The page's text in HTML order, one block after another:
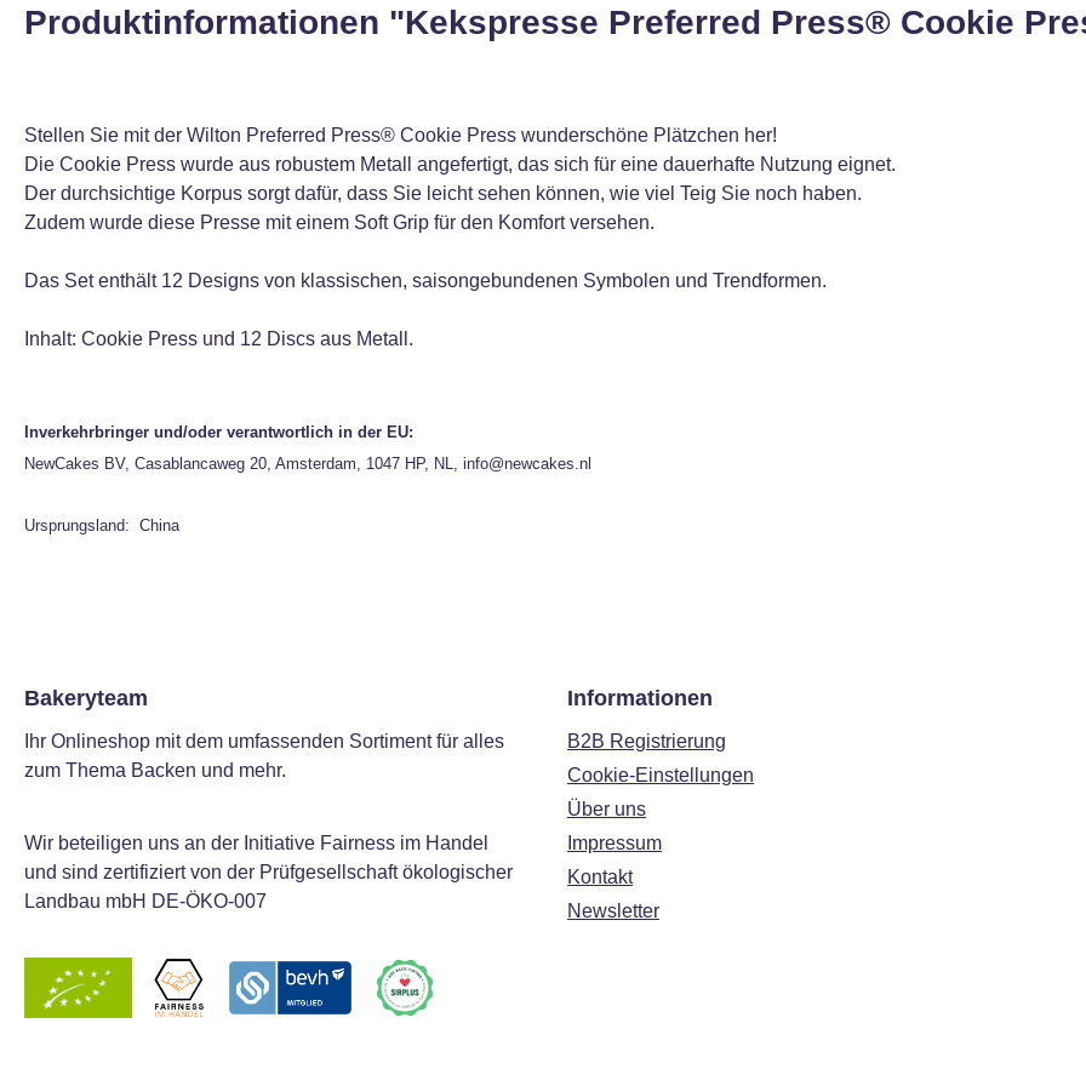
Produktinformationen "Kekspresse Preferred Press® Cookie
Stellen Sie mit der Wilton Preferred Press® Cookie Press wunderschöne Plätzchen her!
Die Cookie Press wurde aus robustem Metall angefertigt, das sich für eine dauerhafte Nutzung eignet.
Der durchsichtige Korpus sorgt dafür, dass Sie leicht sehen können, wie viel Teig Sie noch haben.
Zudem wurde diese Presse mit einem Soft Grip für den Komfort versehen.
Das Set enthält 12 Designs von klassischen, saisongebundenen Symbolen und Trendformen.
Inhalt: Cookie Press und 12 Discs aus Metall.
Inverkehrbringer und/oder verantwortlich in der EU:
NewCakes BV, Casablancaweg 20, Amsterdam, 1047 HP, NL, info@newcakes.nl
Ursprungsland: China
Bakeryteam
Ihr Onlineshop mit dem umfassenden Sortiment für alles
zum Thema Backen und mehr.
Wir beteiligen uns an der Initiative Fairness im Handel
und sind zertifiziert von der Prüfgesellschaft ökologischer
Landbau mbH DE-ÖKO-007
Informationen
B2B Registrierung
Cookie-Einstellungen
Über uns
Impressum
Kontakt
Newsletter